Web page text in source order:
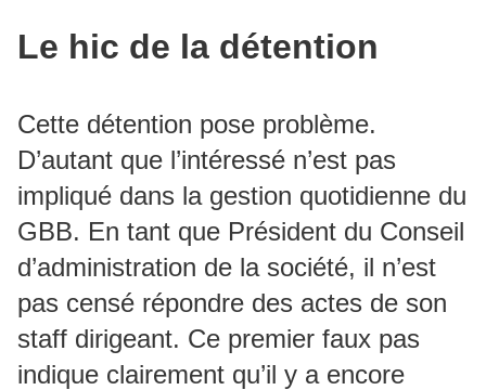
Le hic de la détention
Cette détention pose problème.
D’autant que l’intéressé n’est pas
impliqué dans la gestion quotidienne du
GBB. En tant que Président du Conseil
d’administration de la société, il n’est
pas censé répondre des actes de son
staff dirigeant. Ce premier faux pas
indique clairement qu’il y a encore